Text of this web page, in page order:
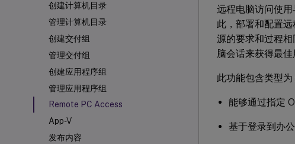
创建计算机目录
管理计算机目录
创建交付组
管理交付组
创建应用程序组
管理应用程序组
Remote PC Access
App-V
发布内容
远程电脑访问使
此，部署和配置
源的要求和过程
脑会话来获得最佳
此功能包含类型为
能够通过指定
基于登录到办